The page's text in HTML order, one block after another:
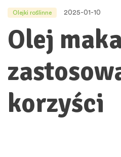
Olejki roślinne 2025-01-10
Olej
korzyści